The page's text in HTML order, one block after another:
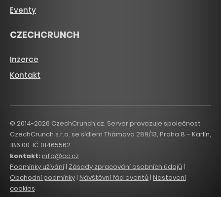
Eventy
CZECHCRUNCH
Inzerce
Kontakt
© 2014-2026 CzechCrunch.cz. Server provozuje společnost
CzechCrunch s.r.o. se sídlem Thámova 289/13, Praha 8 – Karlín,
186 00. IČ 01465562.
kontakt:info@cc.cz
Podmínky užívání| Zásady zpracování osobních údajů|
Obchodní podmínky| Návštěvní řád eventů | Nastavení
cookies